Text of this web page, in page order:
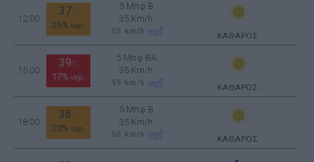
12:00
37
26% υγρ.
5 Μπφ B
35 Km/h
55 km/h ΚΑΘΑΡΟΣ
15:00
39 °C
17% υγρ.
5 Μπφ BA
35 Km/h
55 km/h ΚΑΘΑΡΟΣ
18:00
38
20% υγρ.
5 Μπφ B
35 Km/h
55 km/h ΚΑΘΑΡΟΣ